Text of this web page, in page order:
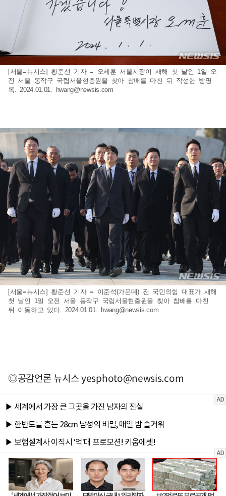
[서울=뉴시스] 황준선 기자 = 오세훈 서울시장이 새해 첫 날인 1일 오
전 서울 동작구 국립서울현충원을 찾아 참배를 마친 뒤 작성한 방명
록. 2024.01.01.
hwang@newsis.com
[서울=뉴시스] 황준선 기자 = 이준석(가운데) 전 국민의힘 대표가 새해
첫 날인 1일 오전 서울 동작구 국립서울현충원을 찾아 참배를 마친
뒤 이동하고 있다. 2024.01.01.
hwang@newsis.com
◎공감언론 뉴시스yesphoto@newsis.com